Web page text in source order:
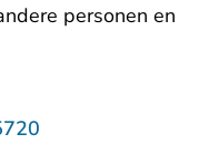
personen en